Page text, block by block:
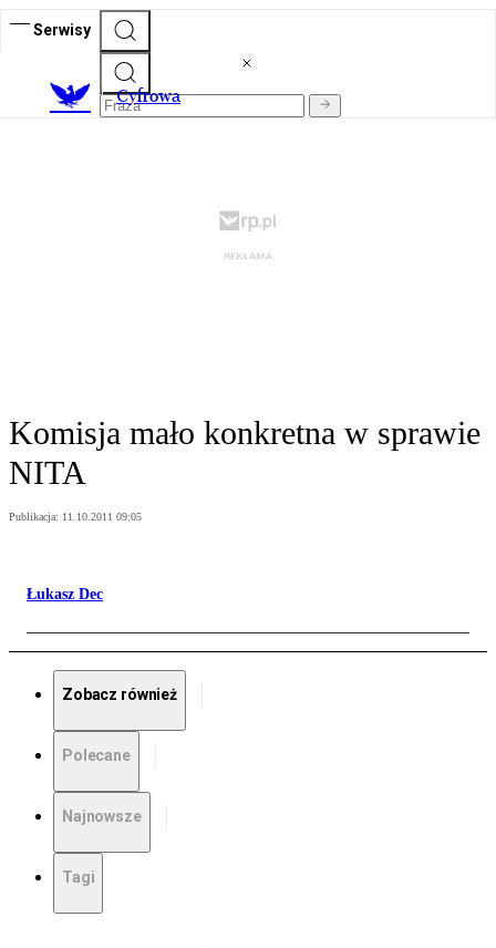
Serwisy
Cyfrowa
Komisja mało konkretna w sprawie
NITA
Publikacja: 11.10.2011 09:05
Łukasz Dec
Zobacz również
Polecane
Najnowsze
Tagi